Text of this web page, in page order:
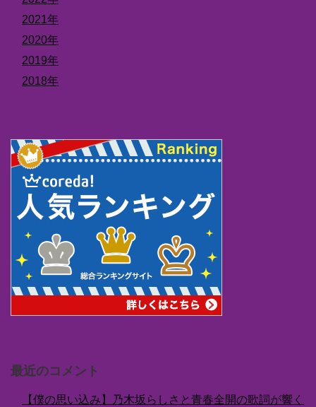
2021年
2020年
2019年
2018年
最近のコメント
【僕の思い込み】乃木坂らしさと青春全開の歌詞が響く